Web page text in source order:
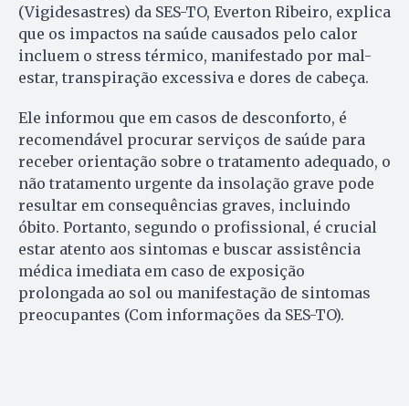
(Vigidesastres) da SES-TO, Everton Ribeiro, explica
que os impactos na saúde causados pelo calor
incluem o stress térmico, manifestado por mal-
estar, transpiração excessiva e dores de cabeça.
Ele informou que em casos de desconforto, é
recomendável procurar serviços de saúde para
receber orientação sobre o tratamento adequado, o
não tratamento urgente da insolação grave pode
resultar em consequências graves, incluindo
óbito. Portanto, segundo o profissional, é crucial
estar atento aos sintomas e buscar assistência
médica imediata em caso de exposição
prolongada ao sol ou manifestação de sintomas
preocupantes (Com informações da SES-TO).